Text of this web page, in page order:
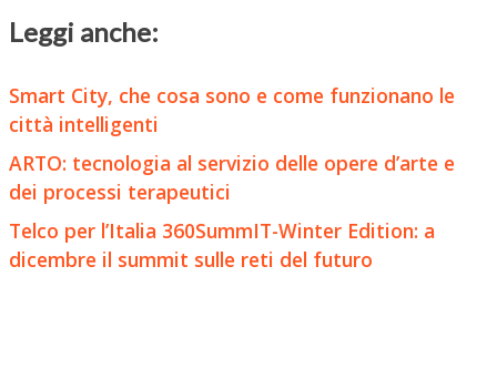
Leggi anche:
Smart City, che cosa sono e come funzionano le
città intelligenti
ARTO: tecnologia al servizio delle opere d’arte e
dei processi terapeutici
Telco per l’Italia 360SummIT-Winter Edition: a
dicembre il summit sulle reti del futuro